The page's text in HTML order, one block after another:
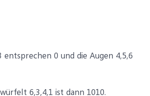
entsprechen 0 und die Augen 4,5,6
6,3,4,1 ist dann 1010.